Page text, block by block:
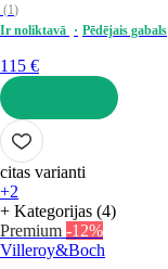
(1)
Ir noliktavā
Pēdējais gabals
115 €
LIKT GROZĀ
citas varianti
+2
+ Kategorijas (4)
Premium -12%
Villeroy&Boch